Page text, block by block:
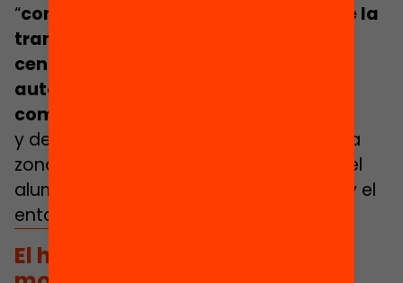
“con la educación híbrida se favorece la
transformación educativa de los
centros a través del impulso de su
autonomía y la implicación de la
comunidad escolar
y de todos los agentes educativos de la
zona. Se impulsa la educación digital del
alumnado, el profesorado, las familias y el
entorno”.
El hecho de apostar por un